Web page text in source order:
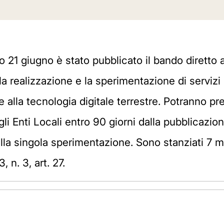
21 giugno è stato pubblicato il bando diretto
realizzazione e la sperimentazione di
alla tecnologia digitale terrestre. Potranno
Enti Locali entro 90 giorni dalla
singola sperimentazione. Sono stanziati 7
n. 3, art. 27.